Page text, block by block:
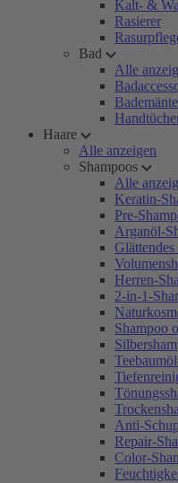
Kalt- &
Rasierer
Bad
Alle
Haare
Alle anzeigen
Shampoos
Alle
Keratin-
Pre-
Arganöl-
Herren-
2-in-1-
Shampoo
Anti-
Repair-
Color-